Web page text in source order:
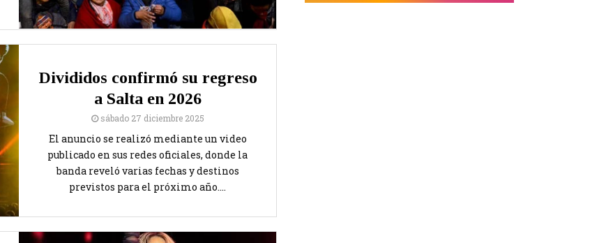
Divididos confirmó su regreso
a Salta en 2026
sábado 27 diciembre 2025
El anuncio se realizó mediante un video
publicado en sus redes oficiales, donde la
banda reveló varias fechas y destinos
previstos para el próximo año....